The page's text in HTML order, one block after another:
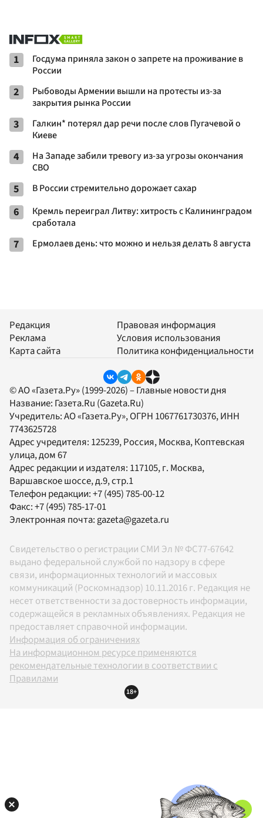
1
Госдума приняла закон о запрете на проживание в
России
2
Рыбоводы Армении вышли на протесты из-за
закрытия рынка России
3
Галкин* потерял дар речи после слов Пугачевой о
Киеве
4
На Западе забили тревогу из-за угрозы окончания
СВО
5 В России стремительно дорожает сахар
6
Кремль переиграл Литву: хитрость с Калининградом
сработала
7 Ермолаев день: что можно и нельзя делать 8 августа
Редакция
Реклама
Карта сайта
Правовая информация
Условия использования
Политика конфиденциальности
© АО «Газета.Ру» (1999-2026) – Главные новости дня
Название: Газета.Ru (Gazeta.Ru)
Учредитель:АО «Газета.Ру», ОГРН 1067761730376, ИНН
7743625728
Адрес учредителя: 125239, Россия, Москва, Коптевская
улица, дом 67
Адрес редакции и издателя: 117105, г. Москва,
Варшавское шоссе, д.9, стр.1
Телефон редакции:+7 (495) 785-00-12
Факс:+7 (495) 785-17-01
Электронная почта: gazeta@gazeta.ru
Свидетельство о регистрации СМИ Эл № ФС77-67642
выдано федеральной службой по надзору в сфере
связи, информационных технологий и массовых
коммуникаций (Роскомнадзор) 10.11.2016 г. Редакция не
несет ответственности за достоверность информации,
содержащейся в рекламных объявлениях. Редакция не
предоставляет справочной информации.
Информация об ограничениях
На информационном ресурсе применяются
рекомендательные технологии в соответствии с
Правилами
18+